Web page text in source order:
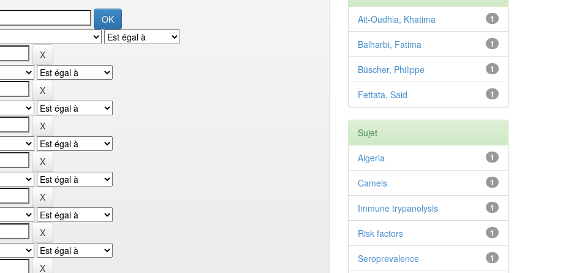
1
Ait-Oudhia, Khatima
1
Balharbi, Fatima
1
Büscher, Philippe
1
Fettata, Said
Sujet
1
Algeria
1
Camels
1
Immune trypanolysis
1
Risk factors
1
Seroprevalence